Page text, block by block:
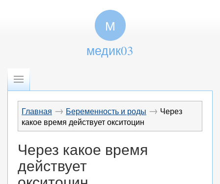
М
медик03
Главная → Беременность и роды → Через
какое время действует окситоцин
Через какое время
действует